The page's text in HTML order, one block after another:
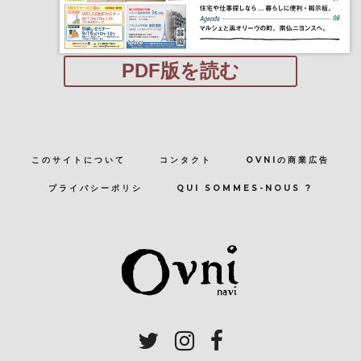
PDF版を読む
このサイトについて コンタクト OVNIの商業広告
プライバシーポリシ QUI SOMMES-NOUS ?